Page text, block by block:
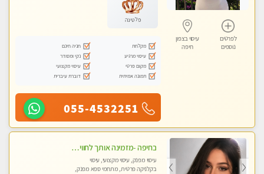
לפרטים
נוספים
עיסוי בצפון
חיפה
פלטינה
מקלחת
חניה חינם
עיסוי מרגיע
נקי ומסודר
מקום פרטי
עיסוי מקצועי
תמונה אמיתית
דוברת עיברית
055-4532251
בחיפה -מזמינה אותך לחוויית עיסוי מפנקת בקליניקה פרטית מקצועי בלבד באווירה נעימה ושקטה- ללא מין !!!
עיסוי מפנק, עיסוי מקצועי, עיסוי
בקלניקה פרטית, מתחמי ספא מפנק,